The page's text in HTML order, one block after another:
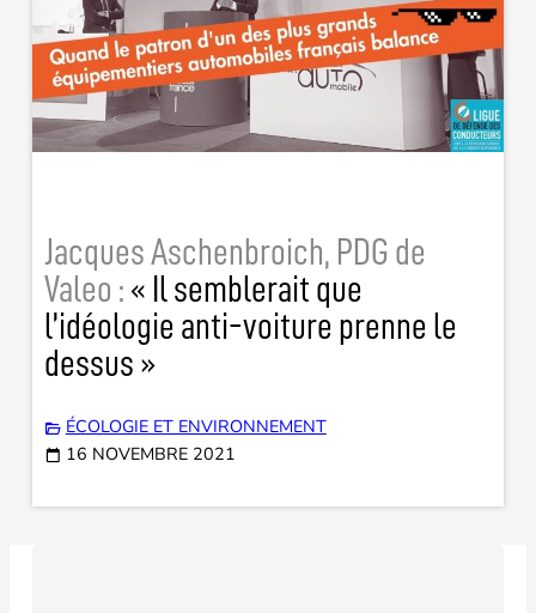
Jacques Aschenbroich, PDG de
Valeo :« Il semblerait que
l’idéologie anti-voiture prenne le
dessus »
ÉCOLOGIE ET ENVIRONNEMENT
16 NOVEMBRE 2021